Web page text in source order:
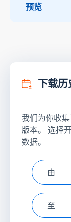
预览
下载历
我们为你收
版本。 选择
数据。
选择
由
选择
至